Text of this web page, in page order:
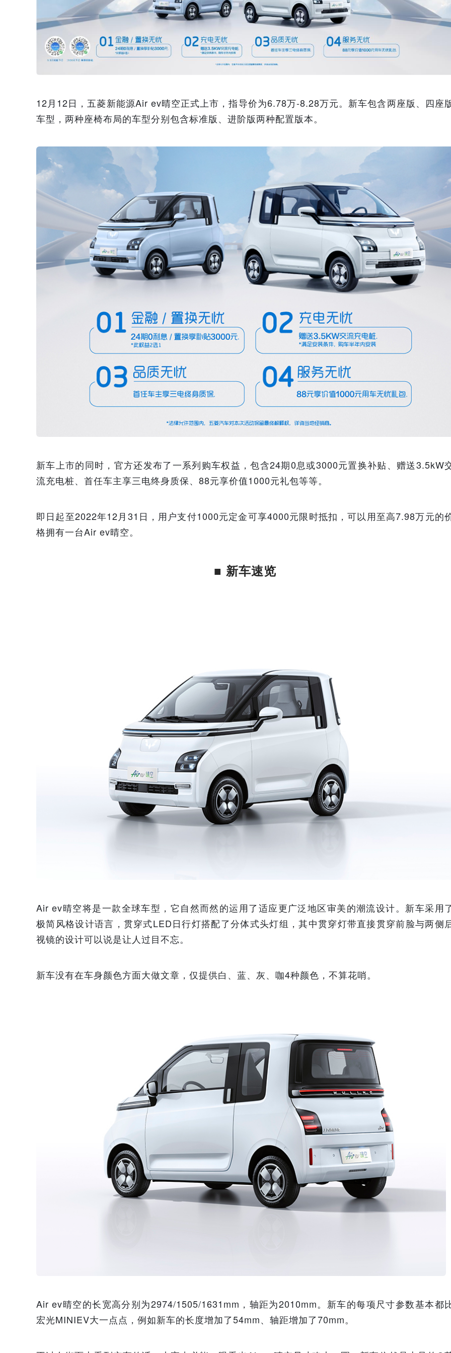
12月12日，五菱新能源Air ev晴空正式上市，指导价为6.78万-8.28万元。新车包含两座版、四座
车型，两种座椅布局的车型分别包含标准版、进阶版两种配置版本。
新车上市的同时，官方还发布了一系列购车权益，包含24期0息或3000元置换补贴、赠送3.5kW
流充电桩、首任车主享三电终身质保、88元享价值1000元礼包等等。
即日起至2022年12月31日，用户支付1000元定金可享4000元限时抵扣，可以用至高7.98万元的
格拥有一台Air ev晴空。
■ 新车速览
Air ev晴空将是一款全球车型，它自然而然的运用了适应更广泛地区审美的潮流设计。新车采用
极简风格设计语言，贯穿式LED日行灯搭配了分体式头灯组，其中贯穿灯带直接贯穿前脸与两侧
视镜的设计可以说是让人过目不忘。
新车没有在车身颜色方面大做文章，仅提供白、蓝、灰、咖4种颜色，不算花哨。
Air ev晴空的长宽高分别为2974/1505/1631mm，轴距为2010mm。新车的每项尺寸参数基本都
宏光MINIEV大一点点，例如新车的长度增加了54mm、轴距增加了70mm。